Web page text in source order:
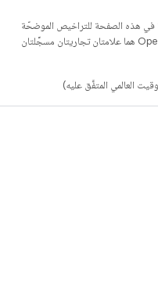
في هذه الصفحة للتراخيص الموضحّة
. إنّ Java وOpenJDK هما علامتان تجاريتان مسجَّلتان